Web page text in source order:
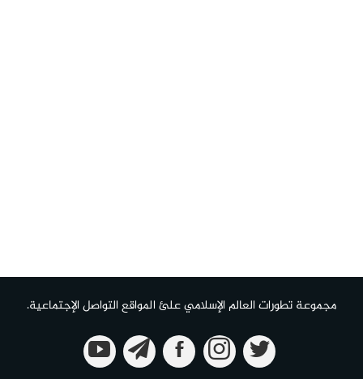
مجموعة تطورات العالم الإسلامي علئ المواقع التواصل الإجتماعية.